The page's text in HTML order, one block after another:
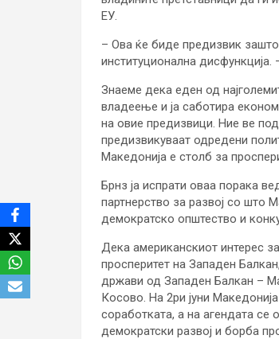
ЕУ.
– Ова ќе биде предизвик
институционална дисфункција.
Знаеме дека еден од
владеење и ја саботира
на овие предизвици. Ние ве
предизвикуваат одредени
Македонија е столб за
Брнз ја испрати оваа порака
партнерство за развој со
демократско општество и
Дека американскиот интерес
просперитет на Западен
држави од Западен Балкан –
Косово. На 2ри јуни
соработката, а на агендата се
демократски развој и борба